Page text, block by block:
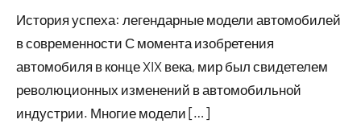
История успеха: легендарные модели автомобилей
в современности С момента изобретения
автомобиля в конце XIX века, мир был свидетелем
революционных изменений в автомобильной
индустрии. Многие модели […]